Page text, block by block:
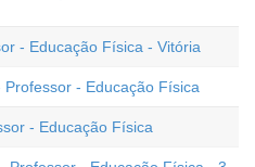
- Educação Física - Vitória
- Educação Física
- Educação Física